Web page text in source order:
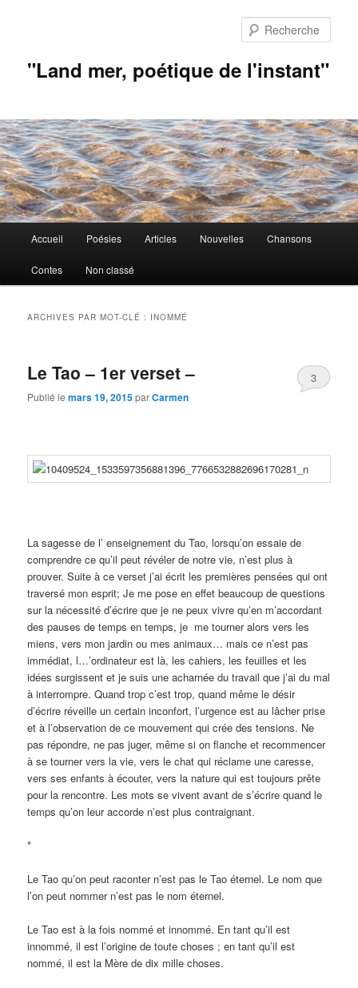
"Land mer, poétique de l'instant"
principal
Accueil Poésies Articles Nouvelles Chansons
Contes Non classé
ARCHIVES PAR MOT-CLÉ : INOMMÉ
Le Tao – 1er verset –
Publié lemars 19, 2015parCarmen
3
La sagesse de l’ enseignement du Tao, lorsqu’on essaie de
comprendre ce qu’il peut révéler de notre vie, n’est plus à
prouver. Suite à ce verset j’ai écrit les premières pensées qui ont
traversé mon esprit; Je me pose en effet beaucoup de questions
sur la nécessité d’écrire que je ne peux vivre qu’en m’accordant
des pauses de temps en temps, je me tourner alors vers les
miens, vers mon jardin ou mes animaux… mais ce n’est pas
immédiat, l…’ordinateur est là, les cahiers, les feuilles et les
idées surgissent et je suis une acharnée du travail que j’ai du mal
à interrompre. Quand trop c’est trop, quand même le désir
d’écrire réveille un certain inconfort, l’urgence est au lâcher prise
et à l’observation de ce mouvement qui crée des tensions. Ne
pas répondre, ne pas juger, même si on flanche et recommencer
à se tourner vers la vie, vers le chat qui réclame une caresse,
vers ses enfants à écouter, vers la nature qui est toujours prête
pour la rencontre. Les mots se vivent avant de s’écrire quand le
temps qu’on leur accorde n’est plus contraignant.
*
Le Tao qu’on peut raconter n’est pas le Tao éternel. Le nom que
l’on peut nommer n’est pas le nom éternel.
Le Tao est à la fois nommé et innommé. En tant qu’il est
innommé, il est l’origine de toute choses ; en tant qu’il est
nommé, il est la Mère de dix mille choses.